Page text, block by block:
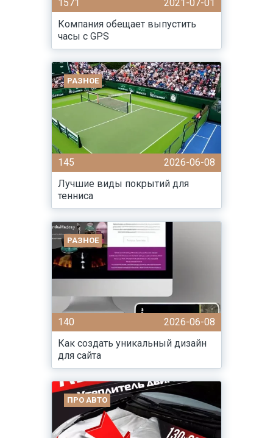
1571
2021-07-01
Компания обещает выпустить
часы с GPS
РАЗНОЕ
145
2026-06-08
Лучшие виды покрытий для
тенниса
РАЗНОЕ
140
2026-06-08
Как создать уникальный дизайн
для сайта
ПРО АВТО